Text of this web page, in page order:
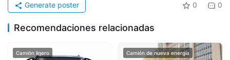
0 0
Generate poster
Recomendaciones relacionadas
Camión ligero Camión de nueva energía